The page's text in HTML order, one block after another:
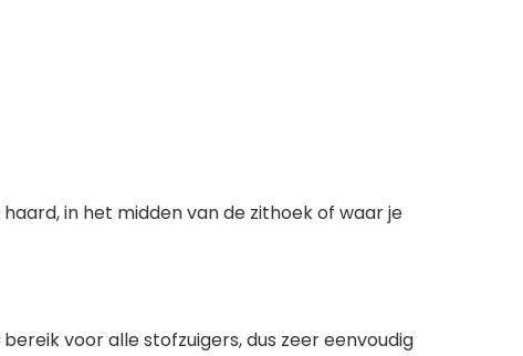
in het midden van de zithoek of waar je
voor alle stofzuigers, dus zeer eenvoudig